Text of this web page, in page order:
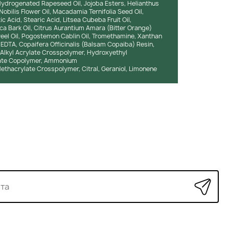
Rapeseed Oil, Jojoba Esters, Helianthus
Flower Oil, Macadamia Ternifolia Seed Oil,
Acid, Stearic Acid, Litsea Cubeba Fruit Oil,
Bark Oil, Citrus Aurantium Amara (Bitter Orange)
Oil, Pogostemon Cablin Oil, Tromethamine, Xanthan
Copaifera Officinalis (Balsam Copaiba) Resin,
Acrylate Crosspolymer, Hydroxyethyl
Copolymer, Ammonium
Crosspolymer, Citral, Geraniol, Limonene